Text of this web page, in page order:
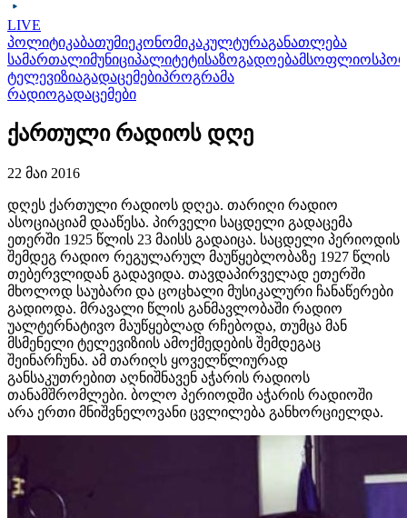
LIVE
პოლიტიკაბათუმიეკონომიკაკულტურაგანათლება
სამართალიმუნიციპალიტეტისაზოგადოებამსოფლიო
ტელევიზიაგადაცემებიპროგრამა
რადიოგადაცემები
ქართული რადიოს დღე
22 მაი 2016
დღეს ქართული რადიოს დღეა. თარიღი რადიო
ასოციაციამ დააწესა. პირველი საცდელი გადაცემა
ეთერში 1925 წლის 23 მაისს გადაიცა. საცდელი პერიოდის
შემდეგ რადიო რეგულარულ მაუწყებლობაზე 1927 წლის
თებერვლიდან გადავიდა. თავდაპირველად ეთერში
მხოლოდ საუბარი და ცოცხალი მუსიკალური ჩანაწერები
გადიოდა. მრავალი წლის განმავლობაში რადიო
უალტერნატივო მაუწყებლად რჩებოდა, თუმცა მან
მსმენელი ტელევიზიის ამოქმედების შემდეგაც
შეინარჩუნა. ამ თარიღს ყოველწლიურად
განსაკუთრებით აღნიშნავენ აჭარის რადიოს
თანამშრომლები. ბოლო პერიოდში აჭარის რადიოში
არა ერთი მნიშვნელოვანი ცვლილება განხორციელდა.